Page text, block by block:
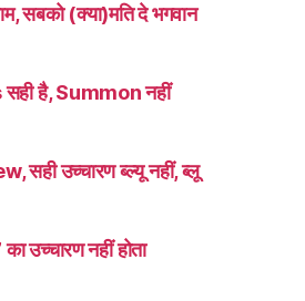
सबको (क्या)मति दे भगवान
है, Summon नहीं
सही उच्चारण ब्ल्यू नहीं, ब्लू
उच्चारण नहीं होता